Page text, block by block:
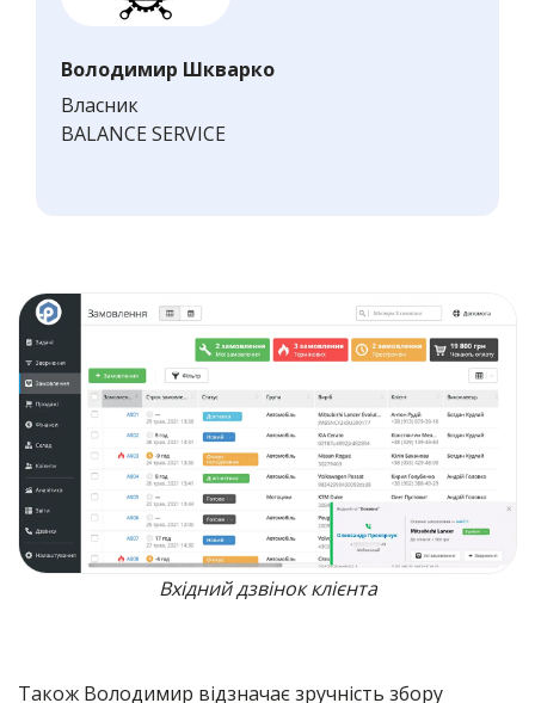
Володимир Шкварко
Власник
BALANCE SERVICE
Вхідний дзвінок клієнта
Також Володимир відзначає зручність збору